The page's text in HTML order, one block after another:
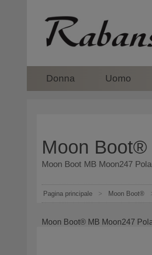
Donna Uomo
Moon Boot®
Moon Boot MB Moon247
Pagina principale > Moon Boot®
Moon Boot® MB Moon247